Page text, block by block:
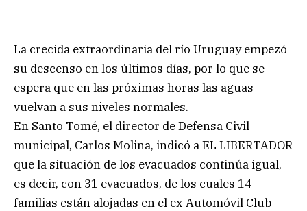
La crecida extraordinaria del río Uruguay empezó
su descenso en los últimos días, por lo que se
espera que en las próximas horas las aguas
vuelvan a sus niveles normales.
En Santo Tomé, el director de Defensa Civil
municipal, Carlos Molina, indicó a EL LIBERTADOR
que la situación de los evacuados continúa igual,
es decir, con 31 evacuados, de los cuales 14
familias están alojadas en el ex Automóvil Club